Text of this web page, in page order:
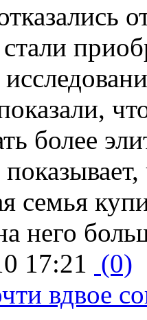
более
семья
него
17:21 (0)
вдвое